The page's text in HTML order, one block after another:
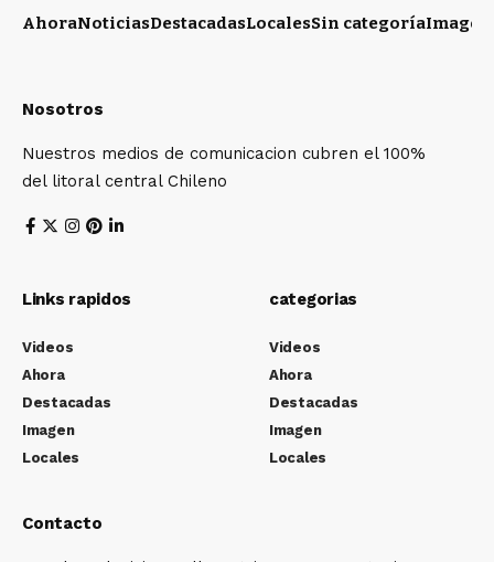
AhoraNoticiasDestacadasLocalesSin categoríaImagen
Nosotros
Nuestros medios de comunicacion cubren el 100%
del litoral central Chileno
Links rapidos
Videos
Ahora
Destacadas
Imagen
Locales
categorias
Videos
Ahora
Destacadas
Imagen
Locales
Contacto